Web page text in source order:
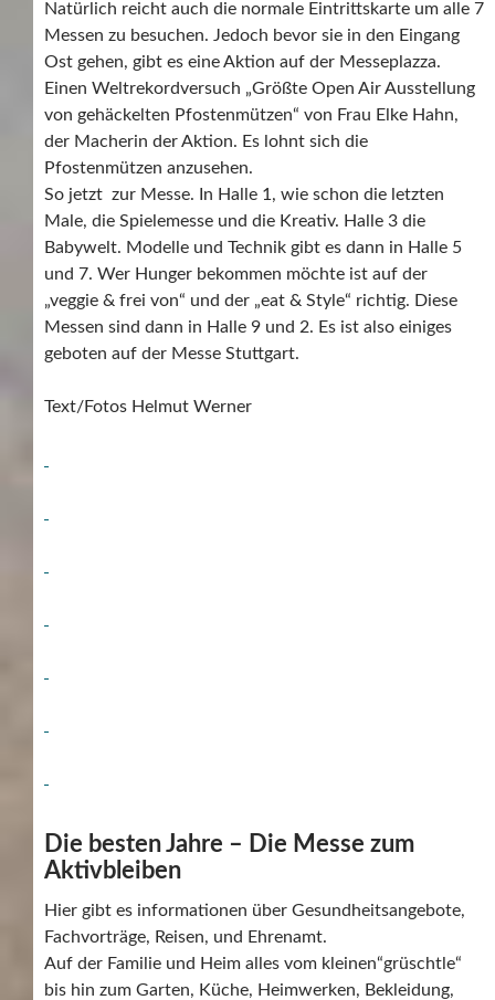
Natürlich reicht auch die normale Eintrittskarte um alle 7
Messen zu besuchen. Jedoch bevor sie in den Eingang
Ost gehen, gibt es eine Aktion auf der Messeplazza.
Einen Weltrekordversuch „Größte Open Air Ausstellung
von gehäckelten Pfostenmützen“ von Frau Elke Hahn,
der Macherin der Aktion. Es lohnt sich die
Pfostenmützen anzusehen.
So jetzt zur Messe. In Halle 1, wie schon die letzten
Male, die Spielemesse und die Kreativ. Halle 3 die
Babywelt. Modelle und Technik gibt es dann in Halle 5
und 7. Wer Hunger bekommen möchte ist auf der
„veggie & frei von“ und der „eat & Style“ richtig. Diese
Messen sind dann in Halle 9 und 2. Es ist also einiges
geboten auf der Messe Stuttgart.
Text/Fotos Helmut Werner
Die besten Jahre – Die Messe zum
Aktivbleiben
Hier gibt es informationen über Gesundheitsangebote,
Fachvorträge, Reisen, und Ehrenamt.
Auf der Familie und Heim alles vom kleinen“grüschtle“
bis hin zum Garten, Küche, Heimwerken, Bekleidung,